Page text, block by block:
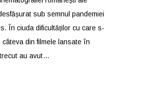
sub semnul pandemiei
În ciuda dificultăților cu care s-
câteva din filmele lansate în
au avut